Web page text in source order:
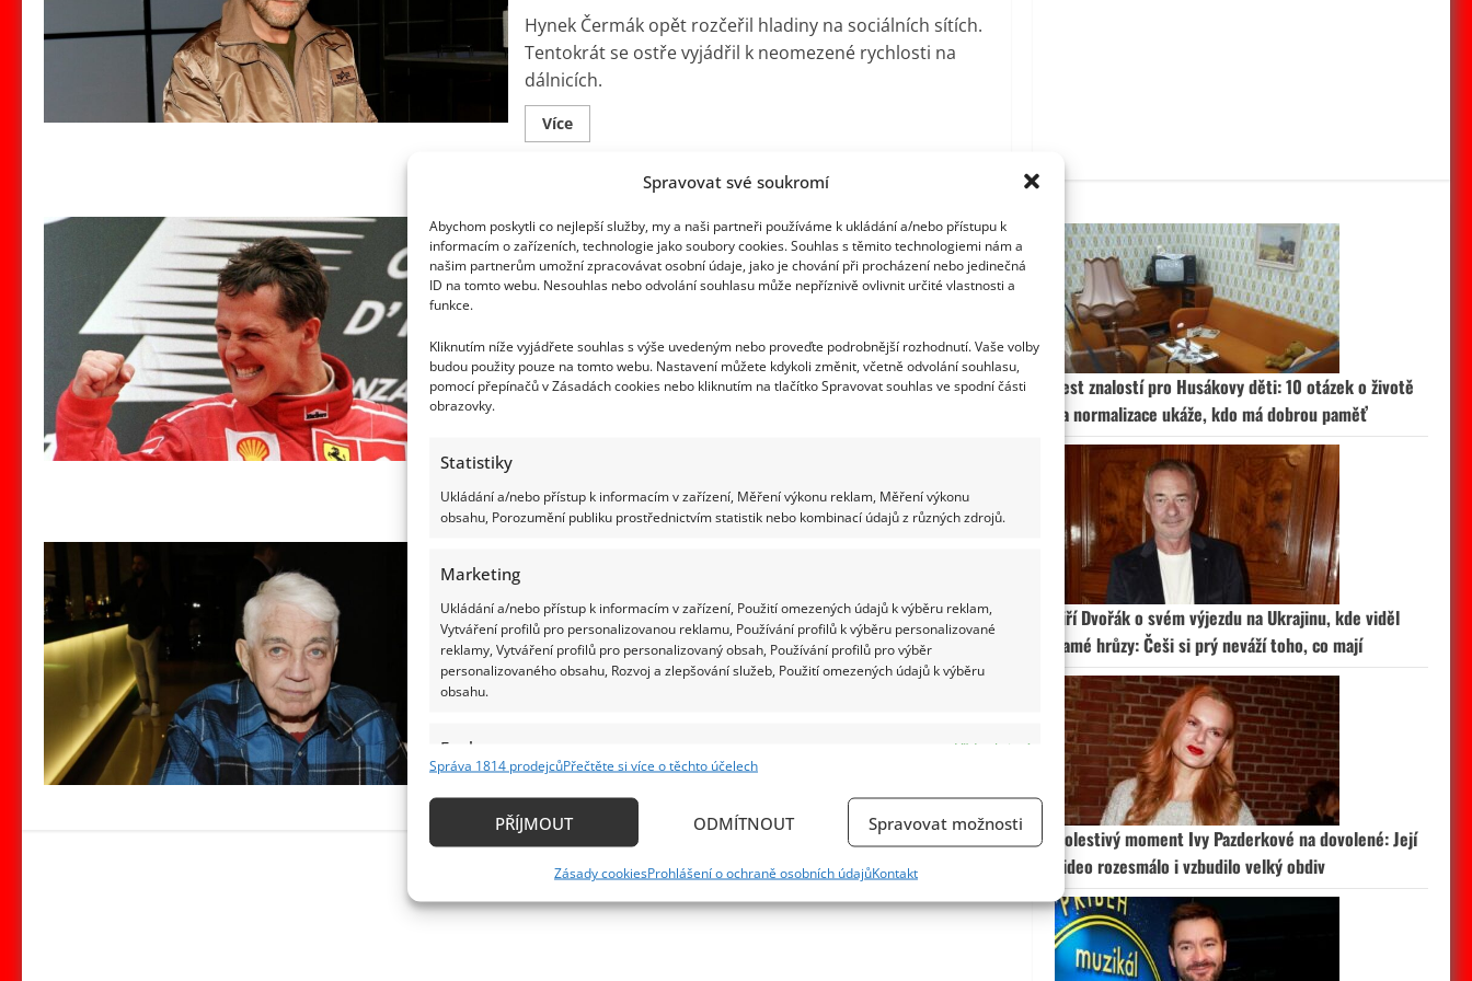
Spravovat své soukromí
Abychom poskytli co nejlepší služby, my a naši partneři používáme k ukládání a/nebo přístupu k
informacím o zařízeních, technologie jako soubory cookies. Souhlas s těmito technologiemi nám a
našim partnerům umožní zpracovávat osobní údaje, jako je chování při procházení nebo jedinečná
ID na tomto webu. Nesouhlas nebo odvolání souhlasu může nepříznivě ovlivnit určité vlastnosti a
funkce.
Kliknutím níže vyjádřete souhlas s výše uvedeným nebo proveďte podrobnější rozhodnutí. Vaše volby
budou použity pouze na tomto webu. Nastavení můžete kdykoli změnit, včetně odvolání souhlasu,
pomocí přepínačů v Zásadách cookies nebo kliknutím na tlačítko Spravovat souhlas ve spodní části
obrazovky.
Statistiky
Ukládání a/nebo přístup k informacím v zařízení, Měření výkonu reklam, Měření výkonu
obsahu, Porozumění publiku prostřednictvím statistik nebo kombinací údajů z různých zdrojů.
Marketing
Ukládání a/nebo přístup k informacím v zařízení, Použití omezených údajů k výběru reklam,
Vytváření profilů pro personalizovanou reklamu, Používání profilů k výběru personalizované
reklamy, Vytváření profilů pro personalizovaný obsah, Používání profilů pro výběr
personalizovaného obsahu, Rozvoj a zlepšování služeb, Použití omezených údajů k výběru
obsahu.
Funkce
Vždy aktivní
Identifikace zařízení na základě automaticky přenášených informací.
základě aktivně vyžádaných informací.
Správa 1814 prodejcůPřečtěte si více o těchto účelech
PŘÍJMOUT ODMÍTNOUT Spravovat možnosti
Zásady cookiesProhlášení o ochraně osobních údajůKontakt
Hynek Čermák opět rozčeřil hladiny na sociálních sítích.
Tentokrát se ostře vyjádřil k neomezené rychlosti na
dálnicích.
VíceRead
more
o
neomezené
rychlosti.
Nápady
Turka
na
svěrací
kazajku
Rodina Michaela Schumachera musí
prodávat majetek. Špičková zdravotní péče
stojí astronomické částky
Rodina Michaela Schumachera se musela začít zbavovat
majetku, aby mohla světoznámému závodníkovi dopřát
about
Rodina
Michaela
Špičková
zdravotní
péče
stojí
astronomické
částky
Dády Patrasové. Obává se, že její stav
skončí tragédií
František Zahradníček 26. 2. 2025
VíceRead
about
Jiří
varuje
před
důsledky
Dády
Test znalostí pro Husákovy děti: 10 otázek o životě
za normalizace ukáže, kdo má dobrou paměť
Jiří Dvořák o svém výjezdu na Ukrajinu, kde viděl
samé hrůzy: Češi si prý neváží toho, co mají
Bolestivý moment Ivy Pazderkové na dovolené: Její
video rozesmálo i vzbudilo velký obdiv